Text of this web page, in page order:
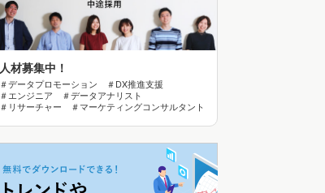
人材募集中！
＃データプロモーション ＃DX推進支援
＃エンジニア ＃データアナリスト
＃リサーチャー ＃マーケティングコンサルタント